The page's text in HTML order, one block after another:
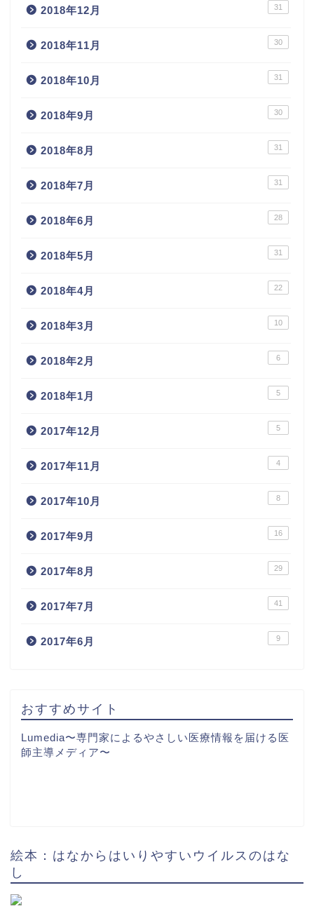
2018年12月 31
2018年11月 30
2018年10月 31
2018年9月 30
2018年8月 31
2018年7月 31
2018年6月 28
2018年5月 31
2018年4月 22
2018年3月 10
2018年2月 6
2018年1月 5
2017年12月 5
2017年11月 4
2017年10月 8
2017年9月 16
2017年8月 29
2017年7月 41
2017年6月 9
おすすめサイト
Lumedia〜専門家によるやさしい医療情報を届ける医
師主導メディア〜
絵本：はなからはいりやすいウイルスのはな
し